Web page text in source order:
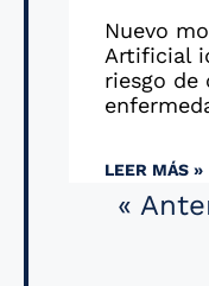
Nuevo
Artificial
riesgo de
LEER MÁS »
«